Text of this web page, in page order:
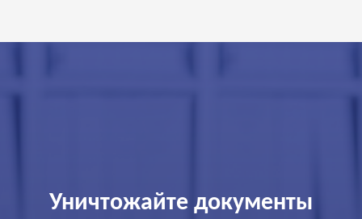
Уничтожайте документы